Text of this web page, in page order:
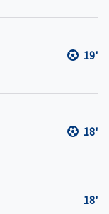
19'
18'
18'